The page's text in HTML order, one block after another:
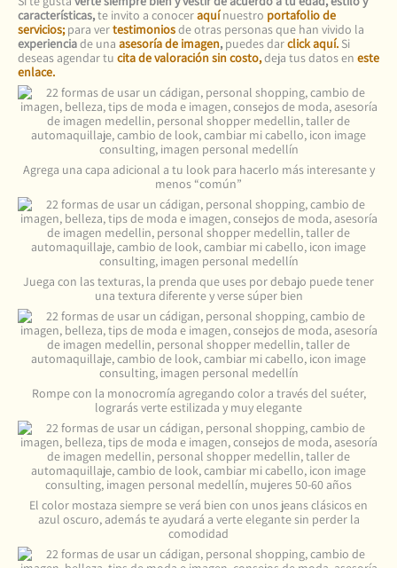
características,te invito a conoceraquínuestro portafolio de
servicios;para vertestimoniosde otras personas que han vivido la
experienciade una asesoría de imagen, puedes darclick aquí. Si
deseas agendar tu cita de valoración sin costo,deja tus datos en este
enlace.
Agrega una capa adicional a tu look para hacerlo más interesante y
menos “común”
Juega con las texturas, la prenda que uses por debajo puede tener
una textura diferente y verse súper bien
Rompe con la monocromía agregando color a través del suéter,
lograrás verte estilizada y muy elegante
El color mostaza siempre se verá bien con unos jeans clásicos en
azul oscuro, además te ayudará a verte elegante sin perder la
comodidad